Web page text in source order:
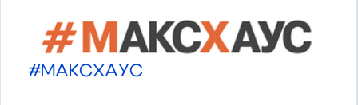
#МАКСХАУС